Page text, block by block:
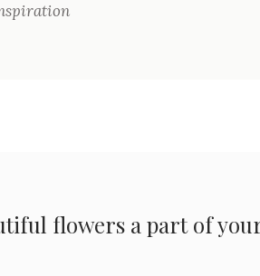
flowers a part of